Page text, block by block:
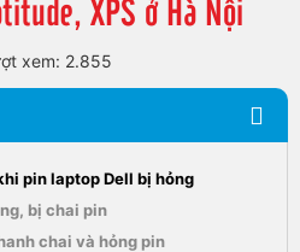
XPS ở Hà Nội
xem: 2.855
pin laptop Dell bị hỏng
bị chai pin
chai và hỏng pin